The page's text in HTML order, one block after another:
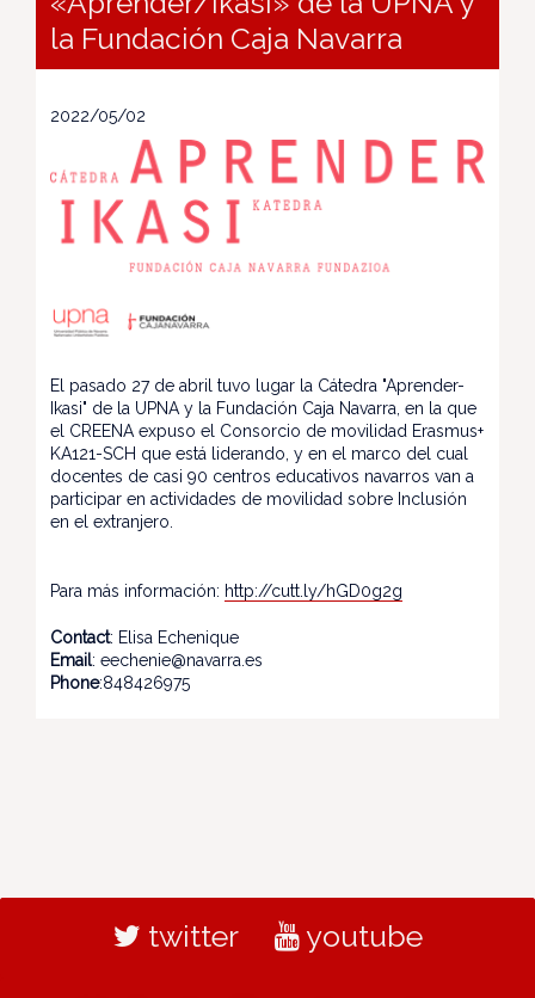
la Fundación Caja Navarra
2022/05/02
El pasado 27 de abril tuvo lugar la Cátedra "Aprender-
Ikasi" de la UPNA y la Fundación Caja Navarra, en la que
el CREENA expuso el Consorcio de movilidad Erasmus+
KA121-SCH que está liderando, y en el marco del cual
docentes de casi 90 centros educativos navarros van a
participar en actividades de movilidad sobre Inclusión
en el extranjero.
Para más información: http://cutt.ly/hGD0g2g
Contact: Elisa Echenique
Email: eechenie@navarra.es
Phone:848426975
twitter youtube